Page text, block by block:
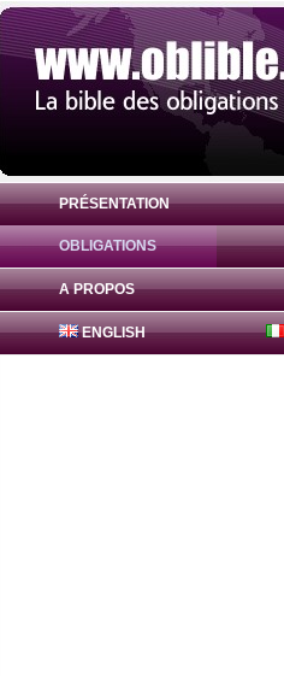
PRÉSENTATION
OBLIGATIONS
A PROPOS
ENGLISH
Obligation